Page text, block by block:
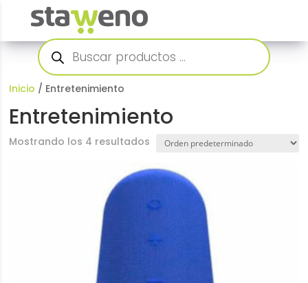
Búsqueda
de
productos
Inicio / Entretenimiento
Entretenimiento
Mostrando los 4 resultados